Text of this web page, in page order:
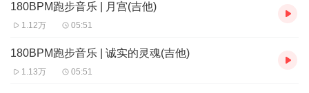
180BPM跑步音乐 | 月宫(吉他)
1.12万 05:51
180BPM跑步音乐 | 诚实的灵魂(吉他)
1.13万 05:51